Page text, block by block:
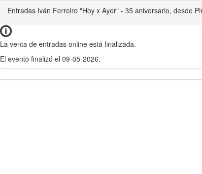
Entradas Iván Ferreiro "Hoy x Ayer" - 35 aniversario, desde
La venta de entradas online está finalizada.
El evento finalizó el 09-05-2026.